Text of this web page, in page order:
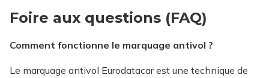
Foire aux questions (FAQ)
Comment fonctionne le marquage antivol ?
Le marquage antivol Eurodatacar est une technique de